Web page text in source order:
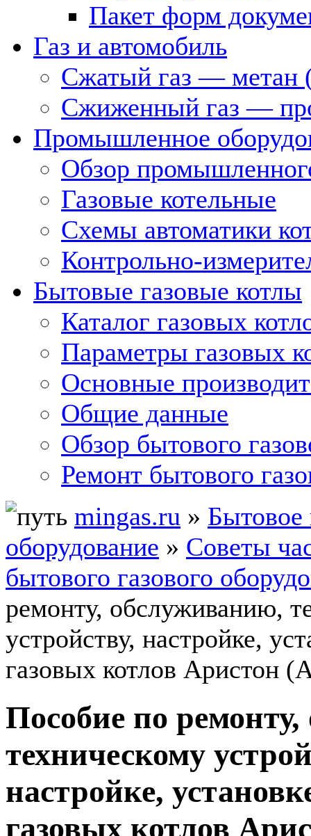
Пакет форм
Газ и автомобиль
Сжатый газ — метан
Сжиженный газ —
Промышленное
Обзор
Газовые котельные
Схемы автоматики
Контрольно-
Бытовые газовые котлы
Каталог газовых
Параметры газовых
Основные
Общие данные
Обзор бытового
Ремонт бытового
mingas.ru » Бытовое
оборудование » Советы
бытового газового
ремонту, обслуживанию,
устройству, настройке,
газовых котлов Аристон
Пособие по
техническому
настройке,
газовых котлов